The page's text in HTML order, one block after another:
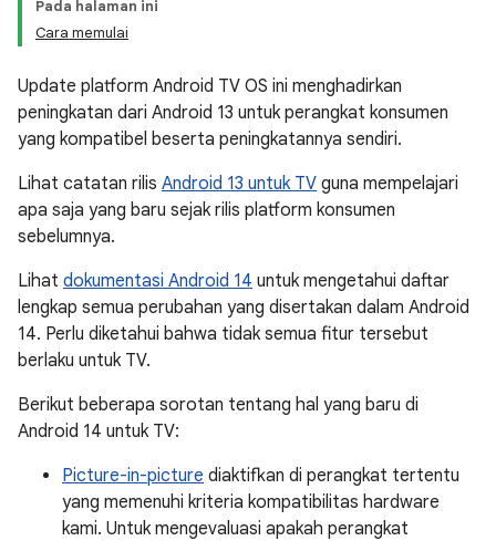
Pada halaman ini
Cara memulai
Update platform Android TV OS ini menghadirkan
peningkatan dari Android 13 untuk perangkat konsumen
yang kompatibel beserta peningkatannya sendiri.
Lihat catatan rilis Android 13 untuk TV guna mempelajari
apa saja yang baru sejak rilis platform konsumen
sebelumnya.
Lihat dokumentasi Android 14 untuk mengetahui daftar
lengkap semua perubahan yang disertakan dalam Android
14. Perlu diketahui bahwa tidak semua fitur tersebut
berlaku untuk TV.
Berikut beberapa sorotan tentang hal yang baru di
Android 14 untuk TV:
Picture-in-picture diaktifkan di perangkat tertentu
yang memenuhi kriteria kompatibilitas hardware
kami. Untuk mengevaluasi apakah perangkat